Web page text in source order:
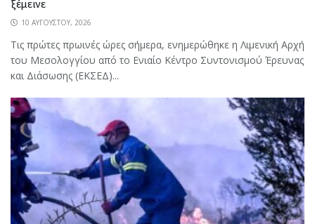
ξέμεινε
10 ΑΥΓΟΎΣΤΟΥ, 2026
Τις πρώτες πρωινές ώρες σήμερα, ενημερώθηκε η Λιμενική Αρχή
του Μεσολογγίου από το Ενιαίο Κέντρο Συντονισμού Έρευνας
και Διάσωσης (ΕΚΣΕΔ)...